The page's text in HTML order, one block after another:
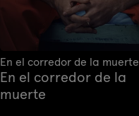
En el corredor de la muerte
En el corredor de la
muerte